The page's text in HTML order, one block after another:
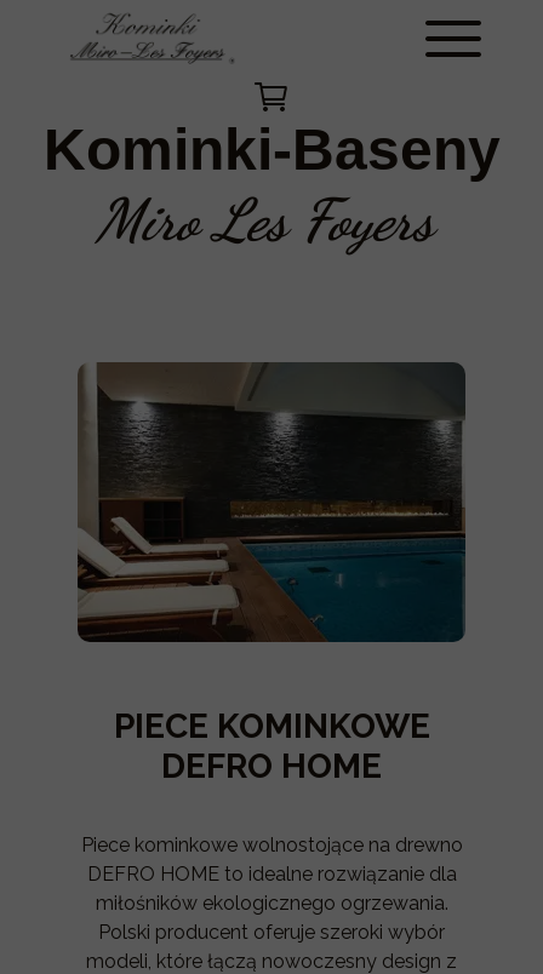
PIECE KOMINKOWE
DEFRO HOME
Piece kominkowe wolnostojące na drewno
DEFRO HOME to idealne rozwiązanie dla
miłośników ekologicznego ogrzewania.
Polski producent oferuje szeroki wybór
modeli, które łączą nowoczesny design z
Kominki-Baseny
Miro Les Foyers